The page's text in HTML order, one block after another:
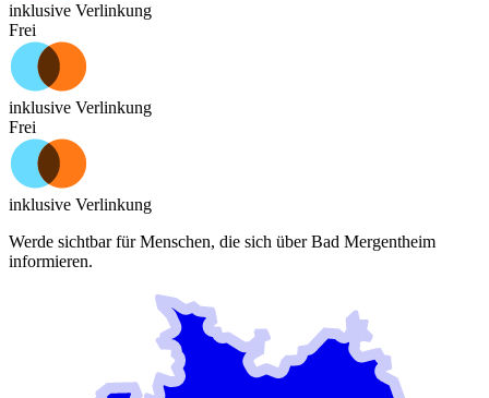
inklusive Verlinkung
Frei
inklusive Verlinkung
Frei
inklusive Verlinkung
Werde sichtbar für Menschen, die sich überBad Mergentheim
informieren.